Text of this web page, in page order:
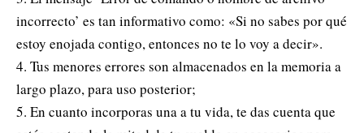
incorrecto’ es tan informativo como: «Si no sabes por qué
estoy enojada contigo, entonces no te lo voy a decir».
4. Tus menores errores son almacenados en la memoria a
largo plazo, para uso posterior;
5. En cuanto incorporas una a tu vida, te das cuenta que